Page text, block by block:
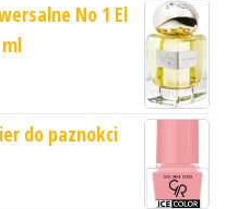
No 1 El
do paznokci